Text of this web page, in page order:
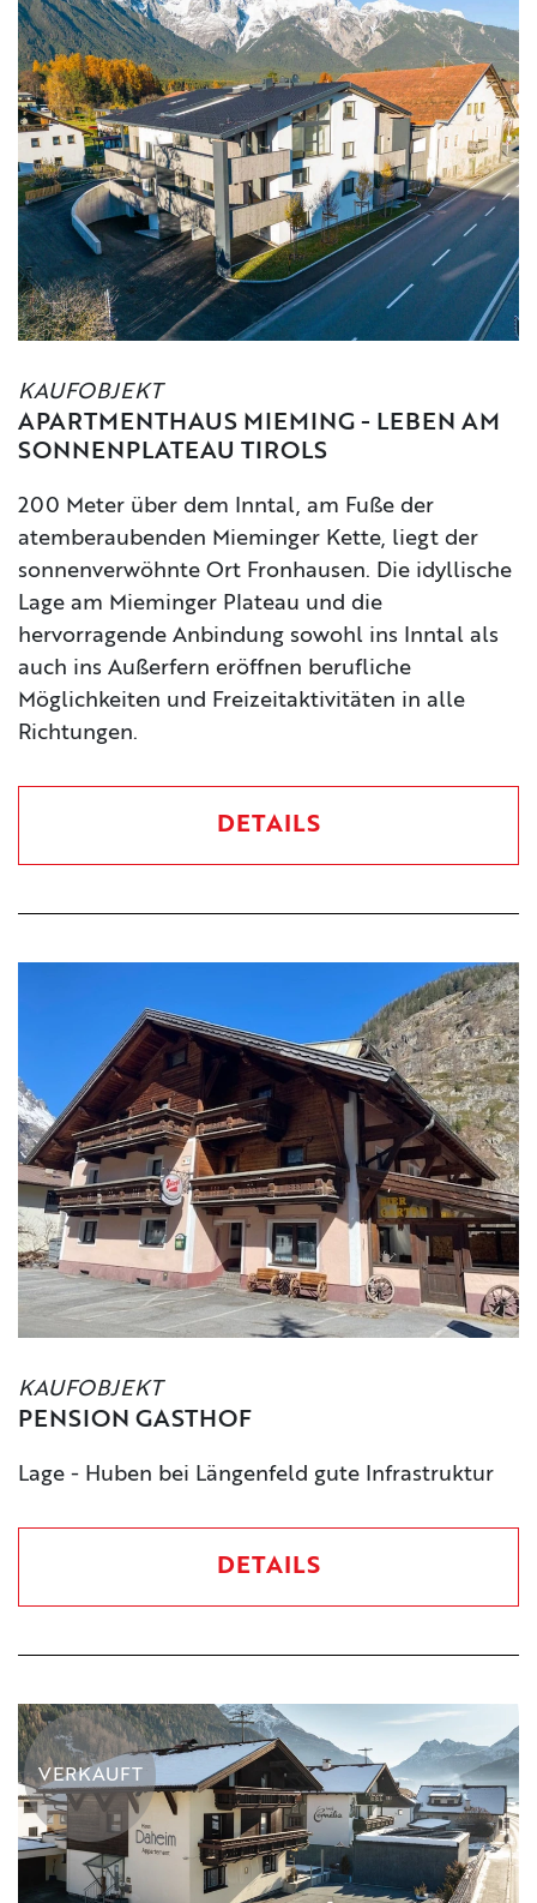
KAUFOBJEKT
APARTMENTHAUS MIEMING - LEBEN AM
SONNENPLATEAU TIROLS
200 Meter über dem Inntal, am Fuße der
atemberaubenden Mieminger Kette, liegt der
sonnenverwöhnte Ort Fronhausen. Die idyllische
Lage am Mieminger Plateau und die
hervorragende Anbindung sowohl ins Inntal als
auch ins Außerfern eröffnen berufliche
Möglichkeiten und Freizeitaktivitäten in alle
Richtungen.
DETAILS
KAUFOBJEKT
PENSION GASTHOF
Lage - Huben bei Längenfeld gute Infrastruktur
DETAILS
VERKAUFT